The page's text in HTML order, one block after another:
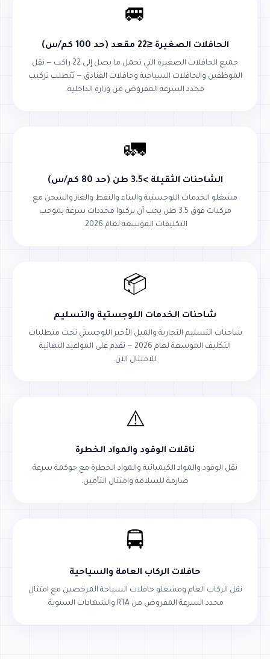
🚐
الحافلات الصغيرة ≤22 مقعد (حد 100 كم/س)
جميع الحافلات الصغيرة التي تحمل ما يصل إلى 22 راكب — نقل
الموظفين والحافلات السياحية وحافلات الفنادق — تتطلب تركيب
محدد السرعة المفروض من وزارة الداخلية.
🚛
الشاحنات الثقيلة >3.5 طن (حد 80 كم/س)
مشغلو الخدمات اللوجستية والبناء والنفط والغاز والشحن مع
مركبات فوق 3.5 طن يجب أن يركبوا محددات سرعة بموجب
التكليفات الموسعة لعام 2026.
📦
شاحنات الخدمات اللوجستية والتسليم
شاحنات التسليم التجارية والميل الأخير اللوجستي تحت متطلبات
التكليف الموسعة لعام 2026 — تقدم على المواعيد النهائية
للامتثال الآن.
⚠️
ناقلات الوقود والمواد الخطرة
نقل الوقود والمواد الكيميائية والمواد الخطرة مع حوكمة سرعة
صارمة للسلامة وامتثال التأمين.
🚍
حافلات الركاب العامة والسياحية
نقل الركاب العام ومشغلو حافلات السياحة المرخصين مع امتثال
محدد السرعة المفروض من RTA والشهادات السنوية.